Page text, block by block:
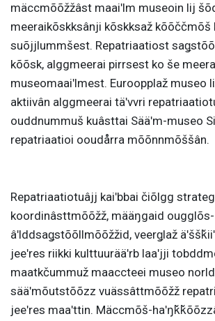
mäccmõõžžâst maaiʹlm museoin lij
meeraikõskksânji kõskksaž kõõččmõš
suõjjlummšest. Repatriaatiost
kõõsk, alggmeerai pirrsest ko še
museomaaiʹlmest. Euroopplaž museo
aktiivân alggmeerai täʹvvri
ouddnummuš kuâsttai Sääʹm-museo
repatriaatioi ooudårra mõõnnmõššân.
Repatriaatiotuâjj kaiʹbbai čiõlgg
koordinâsttmõõžž, määŋgaid
âʹlddsaǥstõõllmõõžžid, veerǥlaž
jeeʹres riikki kulttuurääʹrb laaʹjji
maatkčummuž maaccteei museo
sääʹmõutstõõzz vuässâttmõõžž
jeeʹres maaʹttin. Mäccmõš-